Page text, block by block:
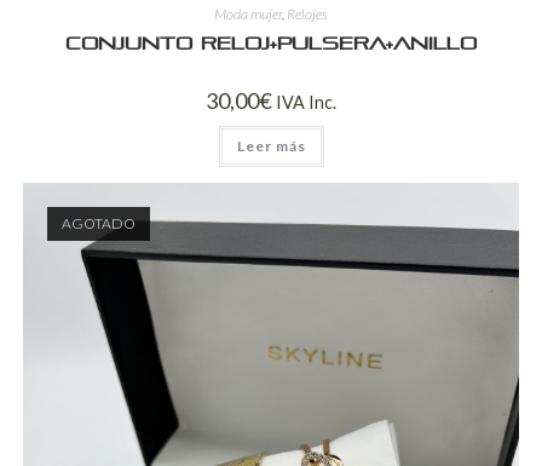
Moda mujer, Relojes
Conjunto reloj+pulsera+anillo
30,00€ IVA Inc.
Leer más
AGOTADO